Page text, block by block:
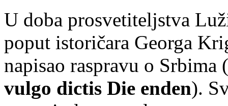
U doba prosvetiteljstva
poput istoričara Georga
napisao raspravu o Srbima (
vulgo dictis Die enden).